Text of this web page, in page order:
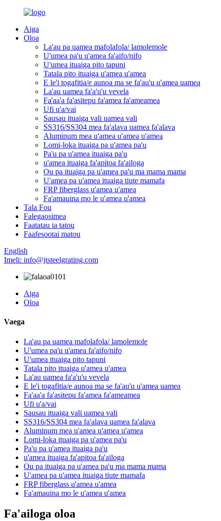
Aiga
Oloa
La'au pa uamea mafolafola/ lamolemole
U'umea pa'u u'amea fa'aifo/nifo
U'umea ituaiga pito tapuni
Tatala pito ituaiga u'amea u'amea
E le'i togafitia/e aunoa ma se fa'au'u u'amea uamea
La'au uamea fa'a'u'u vevela
Fa'aa'a fa'asitepu fa'amea fa'ameamea
Ufi u'a/vai
Sausau ituaiga vali uamea vali
SS316/SS304 mea fa'alava uamea fa'alava
Aluminum mea u'amea u'amea u'amea
Lomi-loka ituaiga pa u'amea pa'u
Pa'u pa u'amea ituaiga pa'u
u'amea ituaiga fa'apitoa fa'ailoga
Ou pa ituaiga pa u'amea pa'u ma mama mama
U'amea pa u'amea ituaiga tiute mamafa
FRP fiberglass u'amea u'amea
Fa'amauina mo le u'amea u'amea
Tala Fou
Falegaosimea
Faatatau ia tatou
Faafesootai matou
English
Imeli: info@jtsteelgrating.com
Aiga
Oloa
Vaega
La'au pa uamea mafolafola/ lamolemole
U'umea pa'u u'amea fa'aifo/nifo
U'umea ituaiga pito tapuni
Tatala pito ituaiga u'amea u'amea
La'au uamea fa'a'u'u vevela
E le'i togafitia/e aunoa ma se fa'au'u u'amea uamea
Fa'aa'a fa'asitepu fa'amea fa'ameamea
Ufi u'a/vai
Sausau ituaiga vali uamea vali
SS316/SS304 mea fa'alava uamea fa'alava
Aluminum mea u'amea u'amea u'amea
Lomi-loka ituaiga pa u'amea pa'u
Pa'u pa u'amea ituaiga pa'u
u'amea ituaiga fa'apitoa fa'ailoga
Ou pa ituaiga pa u'amea pa'u ma mama mama
U'amea pa u'amea ituaiga tiute mamafa
FRP fiberglass u'amea u'amea
Fa'amauina mo le u'amea u'amea
Fa'ailoga oloa